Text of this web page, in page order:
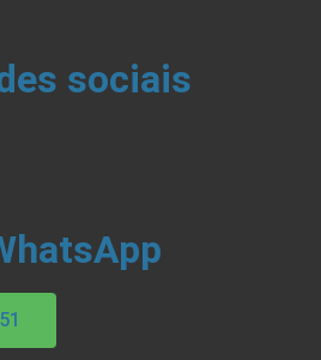
sociais